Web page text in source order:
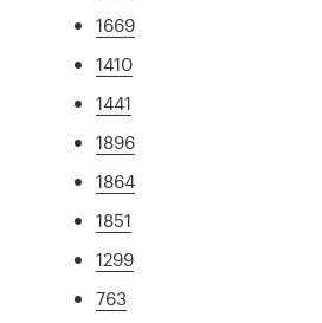
1669
1410
1441
1896
1864
1851
1299
763